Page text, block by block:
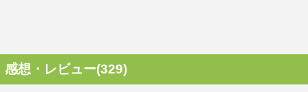
感想・レビュー(329)